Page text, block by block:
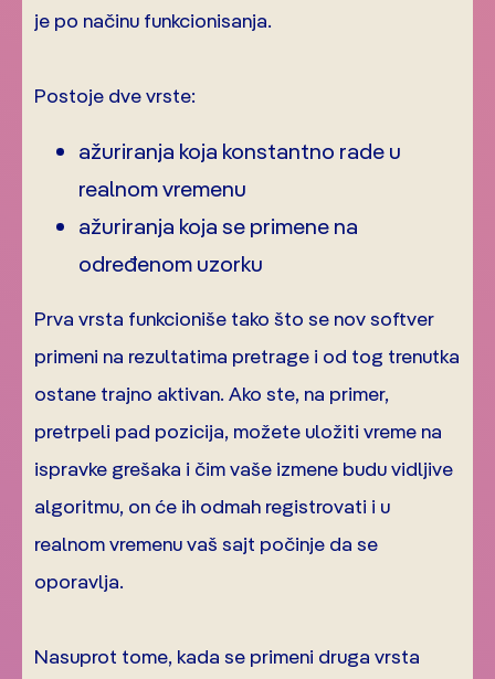
je po načinu funkcionisanja.
Postoje dve vrste:
ažuriranja koja konstantno rade u
realnom vremenu
ažuriranja koja se primene na
određenom uzorku
Prva vrsta funkcioniše tako što se nov softver
primeni na rezultatima pretrage i od tog trenutka
ostane trajno aktivan. Ako ste, na primer,
pretrpeli pad pozicija, možete uložiti vreme na
ispravke grešaka i čim vaše izmene budu vidljive
algoritmu, on će ih odmah registrovati i u
realnom vremenu vaš sajt počinje da se
oporavlja.
Nasuprot tome, kada se primeni druga vrsta